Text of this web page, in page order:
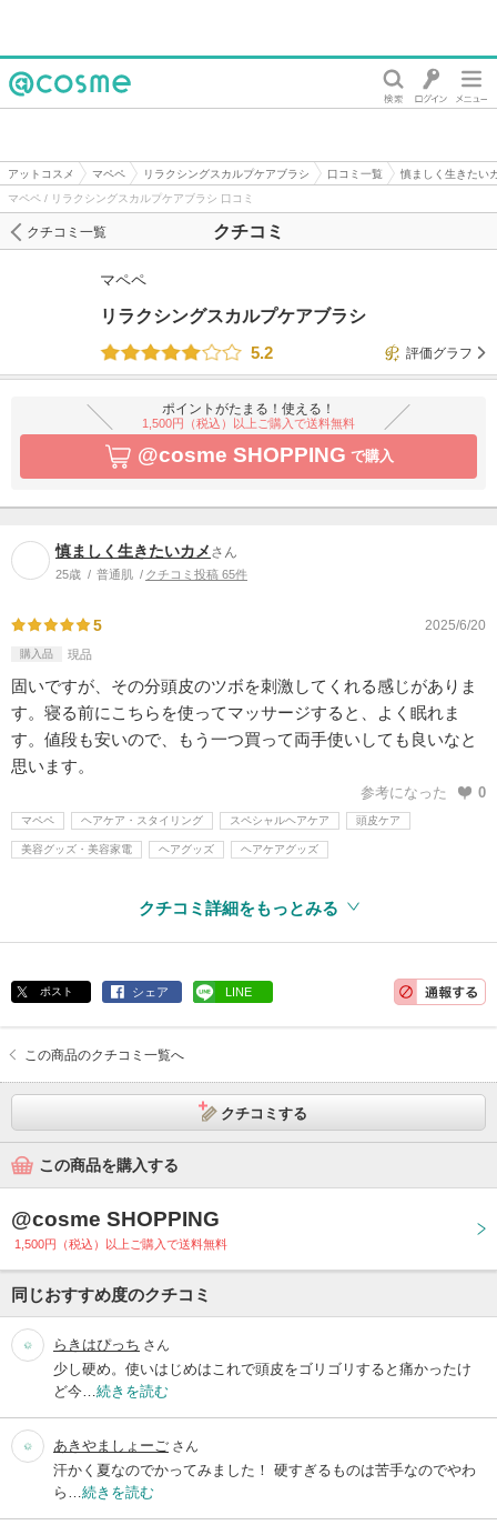
アットコスメ マペペ リラクシングスカルプケアブラシ 口コミ一覧
慎ましく生きたい
マペペ / リラクシングスカルプケアブラシ 口コミ
クチコミ
クチコミ一覧
マペペ
リラクシングスカルプケアブラシ
5.2
評価グラフ
ポイントがたまる！使える！
1,500円（税込）以上ご購入で送料無料
@cosme SHOPPING で購入
慎ましく生きたいカメ さん
25歳 普通肌 クチコミ投稿 65件
5 2025/6/20
購入品 現品
固いですが、その分頭皮のツボを刺激してくれる感じがありま
す。寝る前にこちらを使ってマッサージすると、よく眠れま
す。値段も安いので、もう一つ買って両手使いしても良いなと
思います。
参考になった 0
マペペ ヘアケア・スタイリング スペシャルヘアケア 頭皮ケア
美容グッズ・美容家電 ヘアグッズ ヘアケアグッズ
クチコミ詳細をもっとみる
ポスト シェア LINE
この商品のクチコミ一覧へ
クチコミする
この商品を購入する
@cosme SHOPPING
1,500円（税込）以上ご購入で送料無料
同じおすすめ度のクチコミ
らきはぴっち さん
少し硬め。使いはじめはこれで頭皮をゴリゴリすると痛かったけ
ど今… 続きを読む
あきやましょーご さん
汗かく夏なのでかってみました！ 硬すぎるものは苦手なのでやわ
ら… 続きを読む